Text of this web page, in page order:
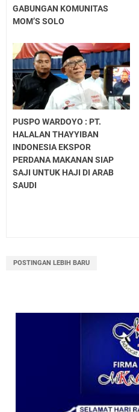
GABUNGAN KOMUNITAS
MOM’S SOLO
PUSPO WARDOYO : PT.
HALALAN THAYYIBAN
INDONESIA EKSPOR
PERDANA MAKANAN SIAP
SAJI UNTUK HAJI DI ARAB
SAUDI
POSTINGAN LEBIH BARU